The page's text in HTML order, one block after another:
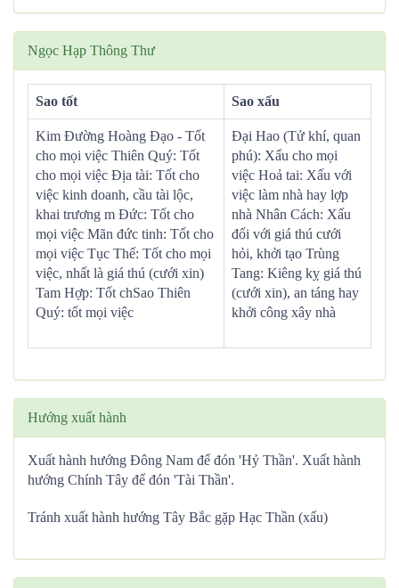
Ngọc Hạp Thông Thư
Sao tốt Sao xấu
Kim Đường Hoàng Đạo - Tốt
cho mọi việc Thiên Quý: Tốt
cho mọi việc Địa tài: Tốt cho
việc kinh doanh, cầu tài lộc,
khai trương m Đức: Tốt cho
mọi việc Mãn đức tinh: Tốt cho
mọi việc Tục Thế: Tốt cho mọi
việc, nhất là giá thú (cưới xin)
Tam Hợp: Tốt chSao Thiên
Quý: tốt mọi việc
Đại Hao (Tử khí, quan
phú): Xấu cho mọi
việc Hoả tai: Xấu với
việc làm nhà hay lợp
nhà Nhân Cách: Xấu
đối với giá thú cưới
hỏi, khởi tạo Trùng
Tang: Kiêng kỵ giá thú
(cưới xin), an táng hay
khởi công xây nhà
Hướng xuất hành
Xuất hành hướng Đông Nam để đón 'Hỷ Thần'. Xuất hành
hướng Chính Tây để đón 'Tài Thần'.
Tránh xuất hành hướng Tây Bắc gặp Hạc Thần (xấu)